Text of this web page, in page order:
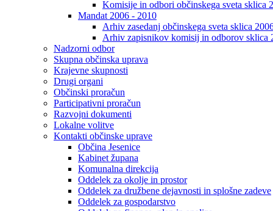
Komisije in odbori občinskega sveta sklica
Mandat 2006 - 2010
Arhiv zasedanj občinskega sveta sklica
Arhiv zapisnikov komisij in odborov sklica
Nadzorni odbor
Skupna občinska uprava
Krajevne skupnosti
Drugi organi
Občinski proračun
Participativni proračun
Razvojni dokumenti
Lokalne volitve
Kontakti občinske uprave
Občina Jesenice
Kabinet župana
Komunalna direkcija
Oddelek za okolje in prostor
Oddelek za družbene dejavnosti in splošne zadeve
Oddelek za gospodarstvo